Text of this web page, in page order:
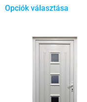
Opciók választása